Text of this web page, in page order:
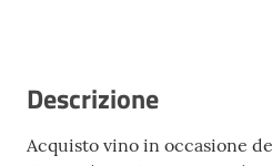
Descrizione
Acquisto vino in occasione